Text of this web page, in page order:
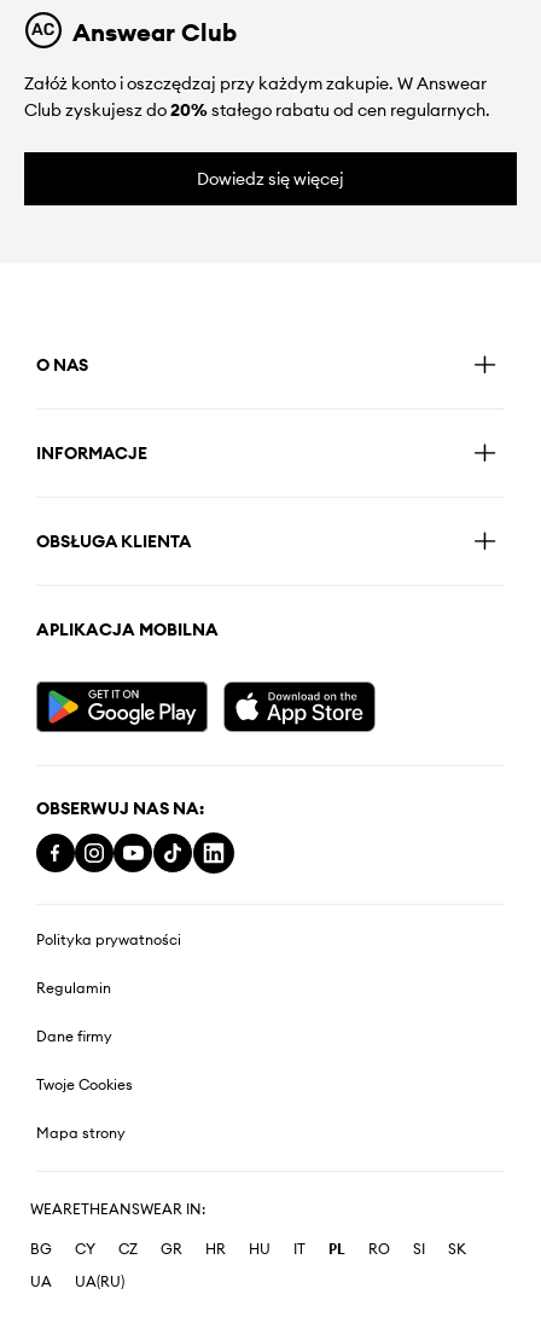
Answear Club
Załóż konto i oszczędzaj przy każdym zakupie. W Answear
Club zyskujesz do20%stałego rabatu od cen regularnych.
Dowiedz się więcej
O NAS
INFORMACJE
OBSŁUGA KLIENTA
APLIKACJA MOBILNA
OBSERWUJ NAS NA:
Polityka prywatności
Regulamin
Dane firmy
Twoje Cookies
Mapa strony
WEARETHEANSWEAR IN:
BG CY CZ GR HR HU IT PL RO SI
SK
UA
UA(RU)